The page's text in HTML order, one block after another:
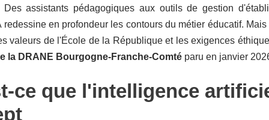
Des assistants pédagogiques aux outils de gestion
redessine en profondeur les contours du métier éducatif.
valeurs de l'École de la République et les exigences
la DRANE Bourgogne-Franche-Comté paru en janvier
ce que l'intelligence